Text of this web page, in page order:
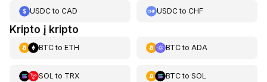
USDCto CAD USDCtoCHF
Kripto į kripto
BTCto ETH BTCto ADA
SOL to TRX BTCto SOL